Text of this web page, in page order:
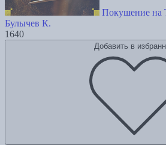
Покушение на
Булычев К.
1640
Добавить в